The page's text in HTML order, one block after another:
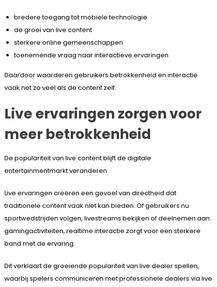
bredere toegang tot mobiele technologie
de groei van live content
sterkere online gemeenschappen
toenemende vraag naar interactieve ervaringen
Daardoor waarderen gebruikers betrokkenheid en interactie
vaak net zo veel als de content zelf.
Live ervaringen zorgen voor
meer betrokkenheid
De populariteit van live content blijft de digitale
entertainmentmarkt veranderen.
Live ervaringen creëren een gevoel van directheid dat
traditionele content vaak niet kan bieden. Of gebruikers nu
sportwedstrijden volgen, livestreams bekijken of deelnemen aan
gamingactiviteiten, realtime interactie zorgt voor een sterkere
band met de ervaring.
Dit verklaart de groeiende populariteit van live dealer spellen,
waarbij spelers communiceren met professionele dealers via live